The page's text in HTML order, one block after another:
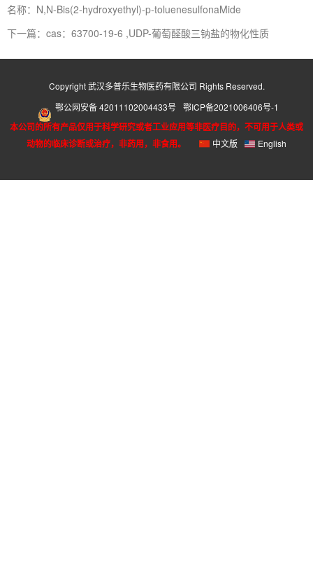
名称：N,N-Bis(2-hydroxyethyl)-p-toluenesulfonaMide
下一篇：cas：63700-19-6 ,UDP-葡萄醛酸三钠盐的物化性质
Copyright 武汉多普乐生物医药有限公司 Rights Reserved.
鄂公网安备 42011102004433号 鄂ICP备2021006406号-1
本公司的所有产品仅用于科学研究或者工业应用等非医疗目的，不可用于人类或
动物的临床诊断或治疗，非药用，非食用。
中文版 English